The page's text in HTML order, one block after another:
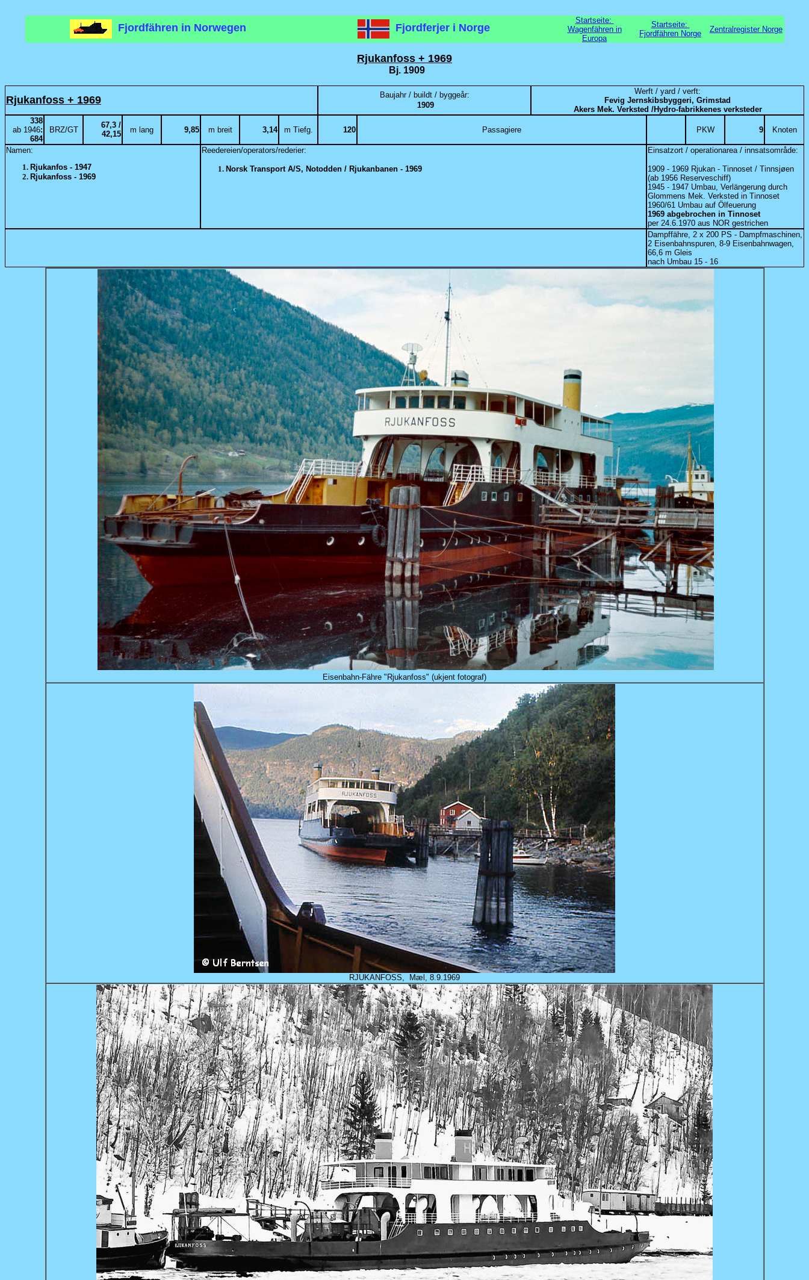
Fjordfähren in Norwegen Fjordferjer i Norge
Startseite:
Wagenfähren in
Europa
Startseite:
Fjordfähren Norge
Zentralregister Norge
Rjukanfoss + 1969
Bj. 1909
Rjukanfoss + 1969
Baujahr / buildt / byggeår:
1909
Werft / yard / verft:
Fevig Jernskibsbyggeri, Grimstad
Akers Mek. Verksted /Hydro-fabrikkenes verksteder
338
ab 1946:
684
BRZ/GT
67,3 /
42,15
m lang 9,85 m breit 3,14 m Tiefg. 120 Passagiere PKW 9 Knoten
Namen:
Rjukanfos - 1947
Rjukanfoss - 1969
Reedereien/operators/rederier:
Norsk Transport A/S, Notodden / Rjukanbanen - 1969
Einsatzort / operationarea / innsatsområde:
1909 - 1969 Rjukan - Tinnoset / Tinnsjøen
(ab 1956 Reserveschiff)
1945 - 1947 Umbau, Verlängerung durch
Glommens Mek. Verksted in Tinnoset
1960/61 Umbau auf Ölfeuerung
1969 abgebrochen in Tinnoset
per 24.6.1970 aus NOR gestrichen
Dampffähre, 2 x 200 PS - Dampfmaschinen,
2 Eisenbahnspuren, 8-9 Eisenbahnwagen,
66,6 m Gleis
nach Umbau 15 - 16
Eisenbahn-Fähre "Rjukanfoss" (ukjent fotograf)
RJUKANFOSS, Mæl, 8.9.1969